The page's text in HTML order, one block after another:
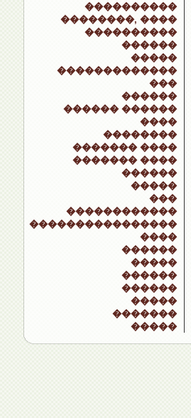
����������
��������, ����
����������
������
�����
�������������
���
������
������ ������
����
��������
������� ����
������� ����
������
�����
���
������������
����������������
����
������
�����
������
������
�����
�������
�����